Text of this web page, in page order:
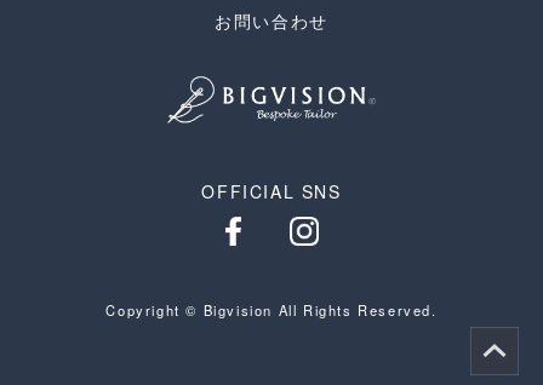
お問い合わせ
OFFICIAL SNS
Copyright © Bigvision All Rights Reserved.